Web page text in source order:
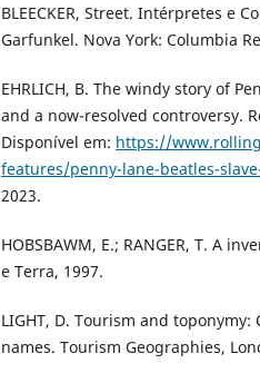
BLEECKER, Street. Intérpretes e
Garfunkel. Nova York: Columbia
EHRLICH, B. The windy story of
and a now-resolved controversy.
Disponível em: https://
features/penny-lane-beatles-
2023.
HOBSBAWM, E.; RANGER, T. A
e Terra, 1997.
LIGHT, D. Tourism and
names. Tourism Geographies,